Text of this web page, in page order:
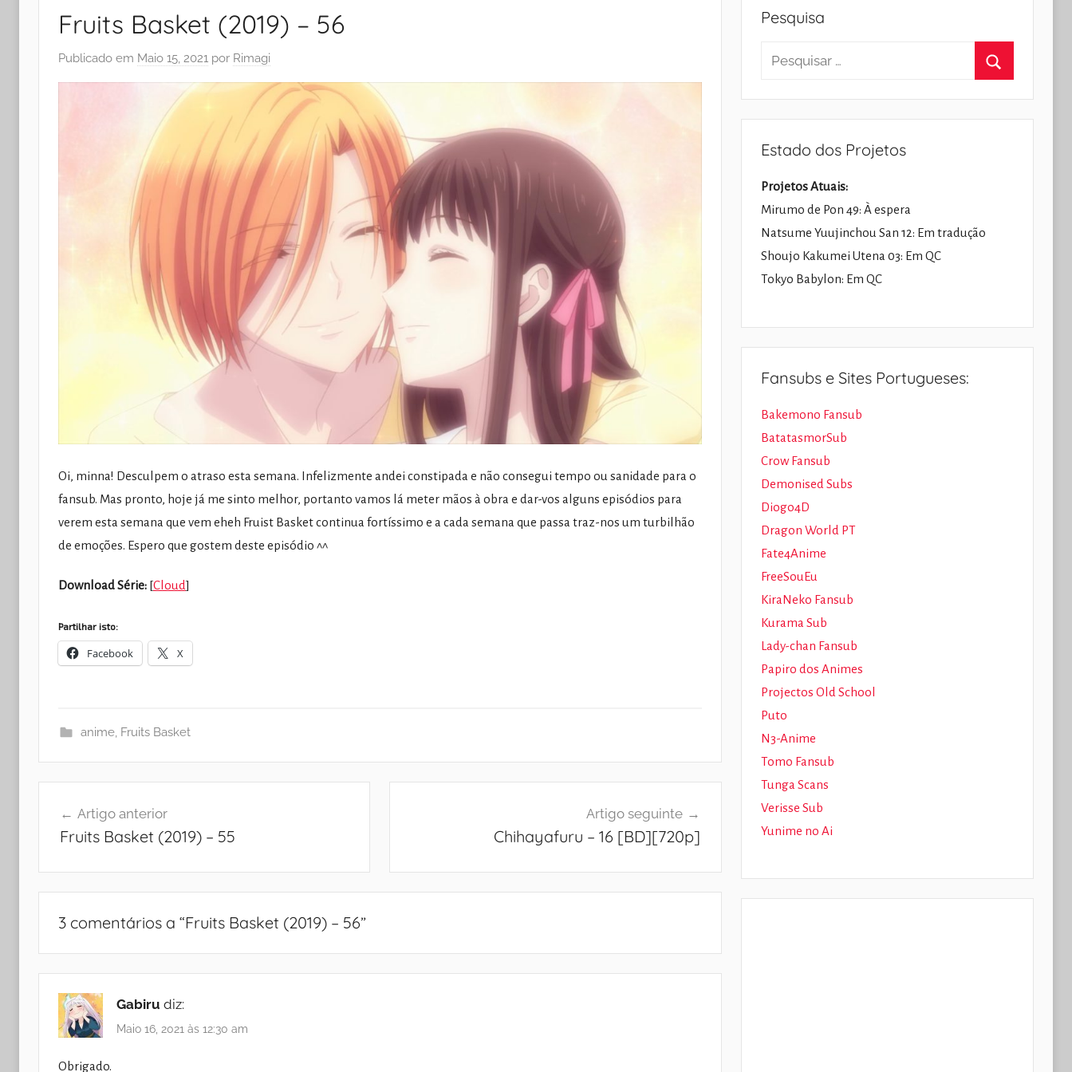
Fruits Basket (2019) – 56
Publicado em Maio 15, 2021 por Rimagi
Oi, minna! Desculpem o atraso esta semana. Infelizmente andei constipada e não consegui tempo ou sanidade para o
fansub. Mas pronto, hoje já me sinto melhor, portanto vamos lá meter mãos à obra e dar-vos alguns episódios para
verem esta semana que vem eheh Fruist Basket continua fortíssimo e a cada semana que passa traz-nos um turbilhão
de emoções. Espero que gostem deste episódio ^^
Download Série: [Cloud]
Partilhar isto:
Facebook X
anime, Fruits Basket
Artigo anterior
Fruits Basket (2019) – 55
Artigo seguinte
Chihayafuru – 16 [BD][720p]
3 comentários a “Fruits Basket (2019) – 56”
Gabiru diz:
Maio 16, 2021 às 12:30 am
Obrigado.
Pesquisa
Pesquisar
Estado dos Projetos
Projetos Atuais:
Mirumo de Pon 49: À espera
Natsume Yuujinchou San 12: Em tradução
Shoujo Kakumei Utena 03: Em QC
Tokyo Babylon: Em QC
Fansubs e Sites Portugueses:
Bakemono Fansub
BatatasmorSub
Crow Fansub
Demonised Subs
Diogo4D
Dragon World PT
Fate4Anime
FreeSouEu
KiraNeko Fansub
Kurama Sub
Lady-chan Fansub
Papiro dos Animes
Projectos Old School
Puto
N3-Anime
Tomo Fansub
Tunga Scans
Verisse Sub
Yunime no Ai